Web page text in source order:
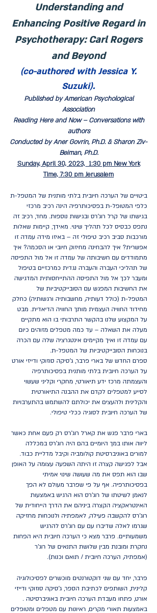
Understanding and
Enhancing Positive Regard in
Psychotherapy: Carl Rogers
and Beyond
(co-authored with Jessica Y.
Suzuki).
Published by American Psychological
Association
Reading Here and Now – Conversations with
authors
Conducted by Aner Govrin, Ph.D. & Sharon Ziv-
Beiman, Ph.D.
Sunday, April 30, 2023, 1:30 pm New York
Time, 7:30 pm Jerusalem
ביטויים של הערכה חיובית בלתי מותנית של המטפל-ת
כלפי המטופל-ת בפסיכותרפיה הינה רכיב מרכזי
בגישתו של קרל רוג'רס ובגישות נוספות. מחד, רכיב זה
נתפס כבסיס לכל תהליך שינוי. מאידך, קיימות שאלות
מורכבות סביב רכיב טיפולי זה – באיזו מידה עמדה זו
אפשרית? איך להבחינה מחיזוק חיובי או הסכמה? איך
מתמודדים עם חשיבותה של עמדה זו אל מול התפיסה
של תהליכי העברה והעברה נגדית כמרכזיים בטיפול
ומעבר לכך אל מול התפיסה ההתייחסותית המדגישה
את החשיבות המפגש עם הסובייקטיביות של
המטפל-ת (כולל דעותיה, מחשבותיה ורגשותיה) כחלק
מחידוד החוויה העצמית מותך החוויה הדיאדית. מבט
על המקצוע שלנו בהקשר התרבותי בו הוא מתקיים
מעלה את השאלה – עד כמה מטפלים מזוהים כיום
עם עמדה זו ואיך מקיימים אינטגרציה שלה עם הכרה
בנוכחות הסובייקטיביות של המטפל-ת.
ספרם החדש של בארי פרבר, ג'סיקה סוזוקי ודייזי אורט
על הערכה חיובית בלתי מותנית בפסיכותרפיה
והעצמתה מרכז ידע תיאורטי, מחקרי וקליני שעשוי
לסייע למטפלים לקדם את ההבנה התיאורטית
והקלינית ולהעצים את יכולתם להשתמש בהתערבויות
של הערכה חיובית לסוגיה ככלי טיפולי.
בארי פרבר פגש את קארל רוג'רס רק פעם אחת כאשר
ליווה אותו במך היומיים בהם היה רוג'רס במכללה
למורים באוניברסיטת קולומביה וקיבל מדליית כבוד.
אבל לפגישה קצרה זו היתה השפעה עצומה על האופן
שבו הוא תפס את מה שעושה שינוי אמיתי
בפסיכותרפיה. אף על פי שפרבר מעולם לא הפך
לנאמן לשיטתו של רוג'רס הוא הרגיש באמצעות
האינטראקציה הקצרה ביניהם את הדרך הייחודית של
רוג'רס להקשבה פעילה, לאמפתיה ולנוכחות מחזיקה
שגרמו לאלה שדיברו עם עם רוג'רס להרגיש
משמעותיים. פרבר מצא כי הערכה חיובית היא הפחות
נחקרת ומובנת מבין שלושת התנאים של רוג'ר
(אמפתיה, הערכה חיובית / תואם וכנות).
פרבר, יחד עם שני דוקטורנטים מוכשרים לפסיכולוגיה
קלינית, השותפים לכתיבת הספר, ג'סיקה סוזוקי ודייזי
אורט, פתחו מעבדת הערכה חיובית באוניברסיטה .
באמצעות תאורי מקרים, ראיונות עם מטפלים ומטופלים